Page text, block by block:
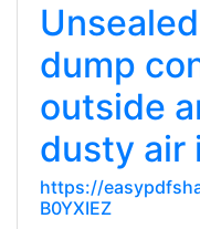
dump
outside
dusty air
https://
B0YXIEZ